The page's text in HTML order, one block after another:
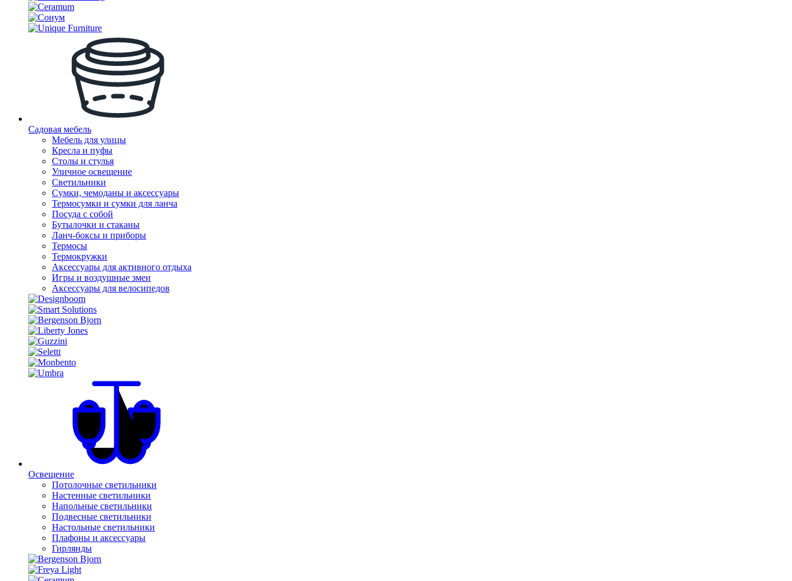
Садовая мебель
Мебель для улицы
Кресла и пуфы
Столы и стулья
Уличное освещение
Светильники
Сумки, чемоданы и аксессуары
Термосумки и сумки для ланча
Посуда с собой
Бутылочки и стаканы
Ланч-боксы и приборы
Термосы
Термокружки
Аксессуары для активного отдыха
Игры и воздушные змеи
Аксессуары для велосипедов
Освещение
Потолочные светильники
Настенные светильники
Напольные светильники
Подвесные светильники
Настольные светильники
Плафоны и аксессуары
Гирлянды